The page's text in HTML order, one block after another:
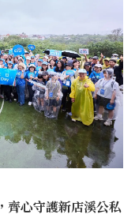
齊心守護新店溪公私